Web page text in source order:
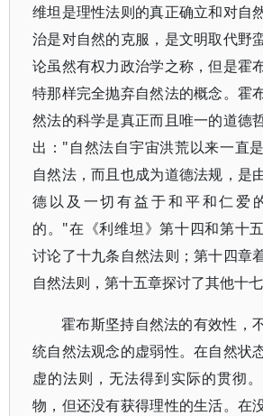
维坦是理性法则的真正确立和对自
治是对自然的克服，是文明取代野
论虽然有权力政治学之称，但是霍
特那样完全抛弃自然法的概念。霍
然法的科学是真正而且唯一的道德
出："自然法自宇宙洪荒以来一直
自然法，而且也成为道德法规，是
德以及一切有益于和平和仁爱
的。"在《利维坦》第十四和第十
讨论了十九条自然法则；第十四章
自然法则，第十五章探讨了其他十七
霍布斯坚持自然法的有效性，
统自然法观念的虚弱性。在自然状
虚的法则，无法得到实际的贯彻
物，但还没有获得理性的生活。在